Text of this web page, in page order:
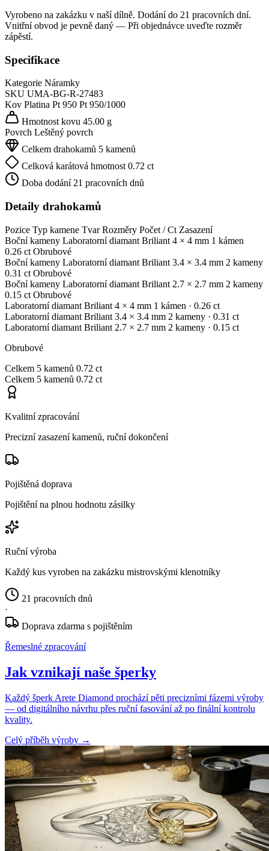
Vyrobeno na zakázku v naší dílně. Dodání do 21 pracovních dní.
Vnitřní obvod je pevně daný — Při objednávce uveďte rozměr
zápěstí.
Specifikace
Kategorie Náramky
SKU UMA-BG-R-27483
Kov Platina Pt 950 Pt 950/1000
Hmotnost kovu 45.00 g
Povrch Leštěný povrch
Celkem drahokamů 5 kamenů
Celková karátová hmotnost 0.72 ct
Doba dodání 21 pracovních dnů
Detaily drahokamů
Pozice Typ kamene Tvar Rozměry Počet / Ct Zasazení
Boční kameny Laboratorní diamant Briliant 4 × 4 mm 1 kámen
0.26 ct Obrubové
Boční kameny Laboratorní diamant Briliant 3.4 × 3.4 mm 2 kameny
0.31 ct Obrubové
Boční kameny Laboratorní diamant Briliant 2.7 × 2.7 mm 2 kameny
0.15 ct Obrubové
Laboratorní diamant Briliant 4 × 4 mm 1 kámen · 0.26 ct
Laboratorní diamant Briliant 3.4 × 3.4 mm 2 kameny · 0.31 ct
Laboratorní diamant Briliant 2.7 × 2.7 mm 2 kameny · 0.15 ct
Obrubové
Celkem 5 kamenů 0.72 ct
Celkem 5 kamenů 0.72 ct
Kvalitní zpracování
Precizní zasazení kamenů, ruční dokončení
Pojištěná doprava
Pojištění na plnou hodnotu zásilky
Ruční výroba
Každý kus vyroben na zakázku mistrovskými klenotníky
21 pracovních dnů
·
Doprava zdarma s pojištěním
Řemeslné zpracování
Jak vznikají naše šperky
Každý šperk Arete Diamond prochází pěti precizními fázemi výroby
— od digitálního návrhu přes ruční fasování až po finální kontrolu
kvality.
Celý příběh výroby →